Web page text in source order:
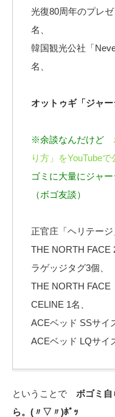
光復80周年のプレ
名、
韓国観光公社「
名、
オットゥギ「ジャー
※余談なんだけど
り方」をYouTubeで
ゴミに大量にジャ
（ボゴ友談）
正官庄「ヘリテージ
THE NORTH FACE
ラゲッジタグ3個、
THE NORTH FACE
CELINE 1名、
ACEベッド SSサイ
ACEベッド LQサイ
ということで ボゴミ自
ら。(〃▽〃)ﾎﾟｯ